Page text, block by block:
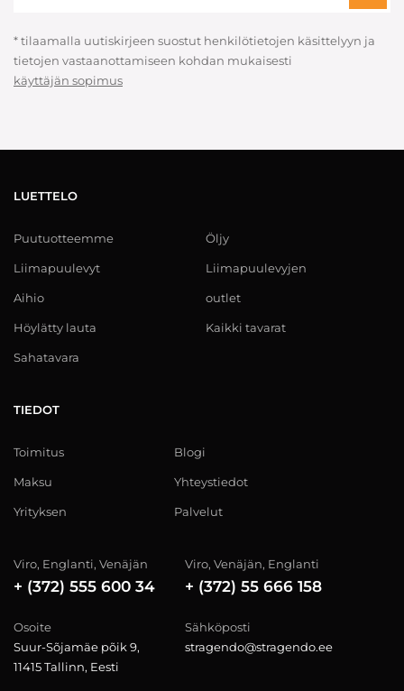
* tilaamalla uutiskirjeen suostut henkilötietojen käsittelyyn ja
tietojen vastaanottamiseen kohdan mukaisesti
käyttäjän sopimus
LUETTELO
Puutuotteemme
Liimapuulevyt
Aihio
Höylätty lauta
Sahatavara
Öljy
Liimapuulevyjen
outlet
Kaikki tavarat
TIEDOT
Toimitus
Maksu
Yrityksen
Blogi
Yhteystiedot
Palvelut
Viro, Englanti, Venäjän
+ (372) 555 600 34
Viro, Venäjän, Englanti
+ (372) 55 666 158
Osoite
Suur-Sõjamäe põik 9,
11415 Tallinn, Eesti
Sähköposti
stragendo@stragendo.ee